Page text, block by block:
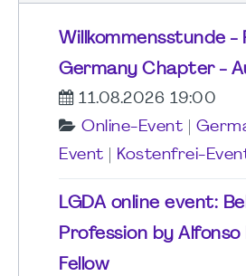
Willkommensstunde -
Germany Chapter -
11.08.2026 19:00
Online-Event
Event
Kostenfrei-
LGDA online event:
Profession by Alfonso
Fellow